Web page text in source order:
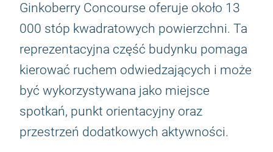
Ginkoberry Concourse oferuje około 13
000 stóp kwadratowych powierzchni. Ta
reprezentacyjna część budynku pomaga
kierować ruchem odwiedzających i może
być wykorzystywana jako miejsce
spotkań, punkt orientacyjny oraz
przestrzeń dodatkowych aktywności.